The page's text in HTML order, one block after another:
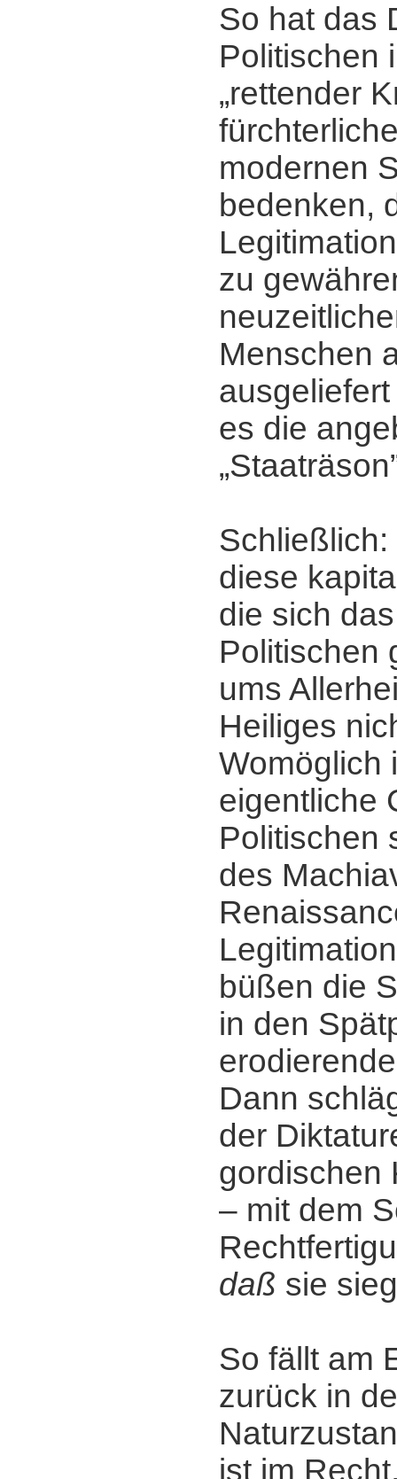
So hat das
Politischen
„rettender
modernen
bedenken,
zu
Menschen
es die
Schließlich:
diese
die sich
Politischen
ums
Heiliges
Womöglich
eigentliche
Politischen
des
büßen die
in den
Dann
der
gordischen
‒ mit dem
daß sie
So fällt am
zurück in
ist im